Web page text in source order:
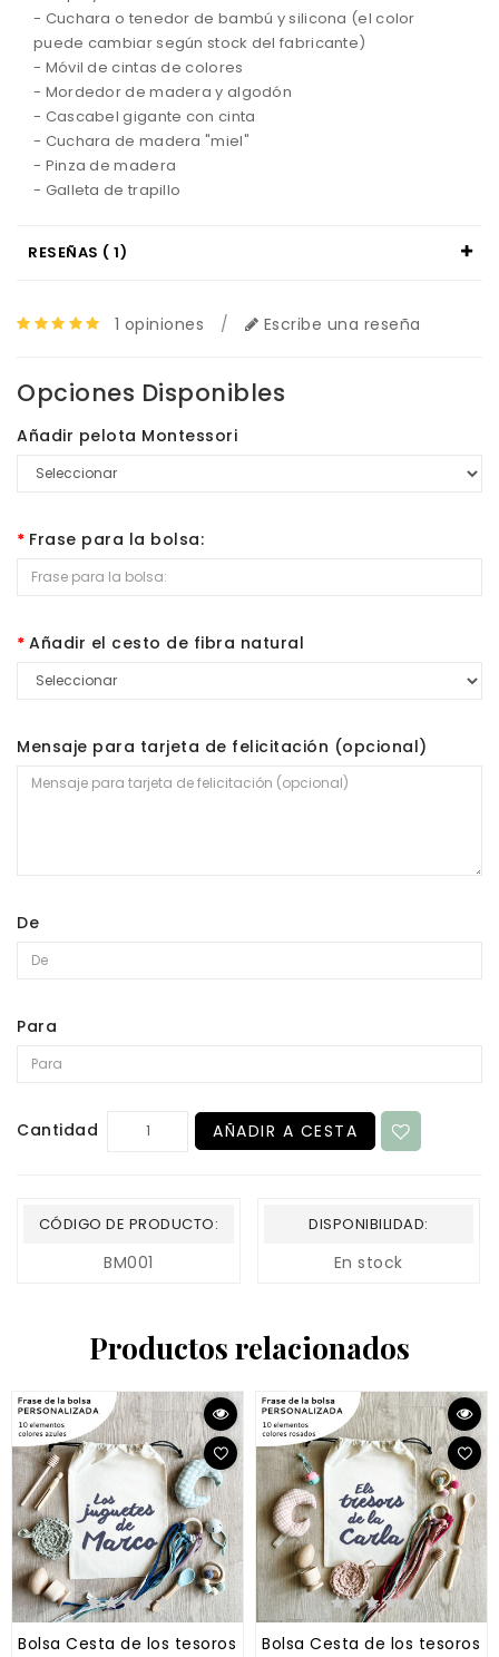
- Cuchara o tenedor de bambú y silicona (el color
puede cambiarsegún stock del fabricante)
- Móvil de cintas de colores
- Mordedorde madera y algodón
- Cascabel gigante con cinta
- Cuchara de madera "miel"
- Pinza de madera
- Galleta de trapillo
RESEÑAS ( 1)
1 opiniones / Escribe una reseña
Opciones Disponibles
Añadir pelota Montessori
Frase para la bolsa:
Añadir el cesto de fibra natural
Mensaje para tarjeta de felicitación (opcional)
De
Para
Cantidad AÑADIR A CESTA
CÓDIGO DE PRODUCTO:
BM001
DISPONIBILIDAD:
En stock
Productos relacionados
Bolsa Cesta de los tesoros "Tipo Montessori" AZUL
Bolsa Cesta de los tesoros